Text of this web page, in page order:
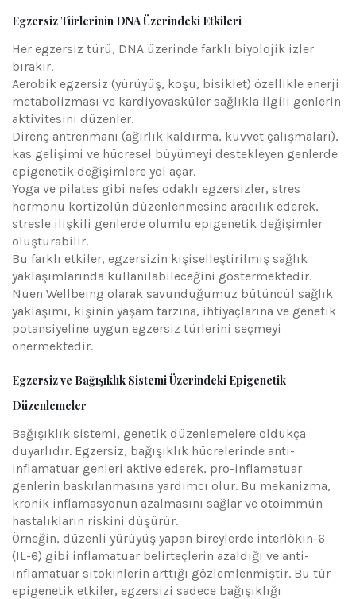
Egzersiz Türlerinin DNA Üzerindeki Etkileri
Her egzersiz türü, DNA üzerinde farklı biyolojik izler
bırakır.
Aerobik egzersiz (yürüyüş, koşu, bisiklet) özellikle enerji
metabolizması ve kardiyovasküler sağlıkla ilgili genlerin
aktivitesini düzenler.
Direnç antrenmanı (ağırlık kaldırma, kuvvet çalışmaları),
kas gelişimi ve hücresel büyümeyi destekleyen genlerde
epigenetik değişimlere yol açar.
Yoga ve pilates gibi nefes odaklı egzersizler, stres
hormonu kortizolün düzenlenmesine aracılık ederek,
stresle ilişkili genlerde olumlu epigenetik değişimler
oluşturabilir.
Bu farklı etkiler, egzersizin kişiselleştirilmiş sağlık
yaklaşımlarında kullanılabileceğini göstermektedir.
Nuen Wellbeing olarak savunduğumuz bütüncül sağlık
yaklaşımı, kişinin yaşam tarzına, ihtiyaçlarına ve genetik
potansiyeline uygun egzersiz türlerini seçmeyi
önermektedir.
Egzersiz ve Bağışıklık Sistemi Üzerindeki Epigenetik
Düzenlemeler
Bağışıklık sistemi, genetik düzenlemelere oldukça
duyarlıdır. Egzersiz, bağışıklık hücrelerinde anti-
inflamatuar genleri aktive ederek, pro-inflamatuar
genlerin baskılanmasına yardımcı olur. Bu mekanizma,
kronik inflamasyonun azalmasını sağlar ve otoimmün
hastalıkların riskini düşürür.
Örneğin, düzenli yürüyüş yapan bireylerde interlökin-6
(IL-6) gibi inflamatuar belirteçlerin azaldığı ve anti-
inflamatuar sitokinlerin arttığı gözlemlenmiştir. Bu tür
epigenetik etkiler, egzersizi sadece bağışıklığı